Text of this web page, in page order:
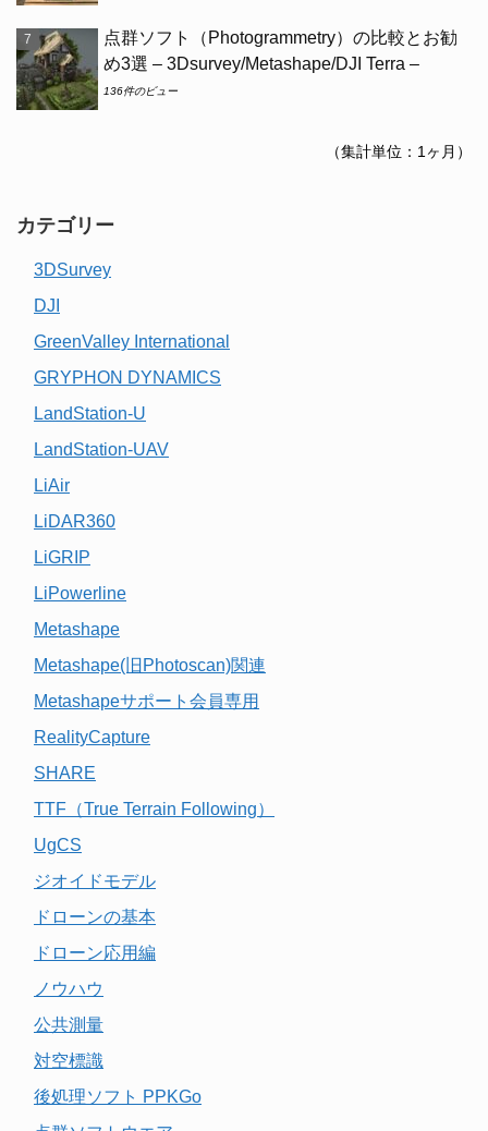
点群ソフト（Photogrammetry）の比較とお勧
め3選 – 3Dsurvey/Metashape/DJI Terra –
136件のビュー
（集計単位：1ヶ月）
カテゴリー
3DSurvey
DJI
GreenValley International
GRYPHON DYNAMICS
LandStation-U
LandStation-UAV
LiAir
LiDAR360
LiGRIP
LiPowerline
Metashape
Metashape(旧Photoscan)関連
Metashapeサポート会員専用
RealityCapture
SHARE
TTF（True Terrain Following）
UgCS
ジオイドモデル
ドローンの基本
ドローン応用編
ノウハウ
公共測量
対空標識
後処理ソフト PPKGo